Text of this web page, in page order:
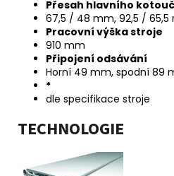
Přesah hlavního
67,5 / 48 mm, 92,5 /
Pracovní výška stroje
910 mm
Připojení odsávání
Horní 49 mm, spodní 89
*
dle specifikace stroje
TECHNOLOGIE